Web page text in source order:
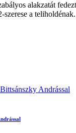
alakzatát
szerese a